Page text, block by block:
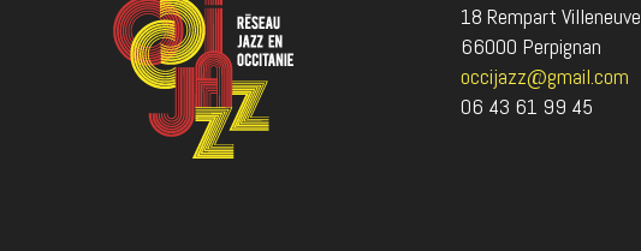
18 Rempart Villeneuve
66000 Perpignan
occijazz@gmail.com
06 43 61 99 45